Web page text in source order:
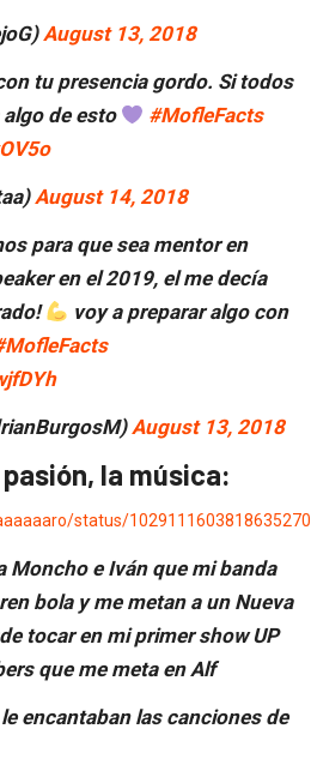
August 13, 2018
tu presencia gordo. Si todos
de esto
#MofleFacts
August 14, 2018
para que sea mentor en
en el 2019, el me decía
voy a preparar algo con
August 13, 2018
la música:
status/1029111603818635270
Moncho e Iván que mi banda
bola y me metan a un Nueva
tocar en mi primer show UP
que me meta en Alf
encantaban las canciones de